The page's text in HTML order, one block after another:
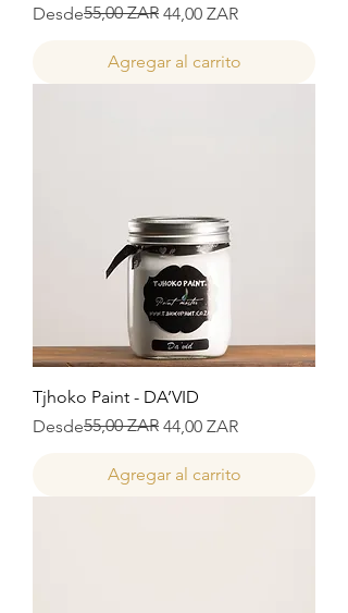
Desde
Precio55,00 ZAR 44,00 ZAR
Precio de oferta
Agregar al carrito
Tjhoko Paint - DA’VID
Desde
Precio55,00 ZAR 44,00 ZAR
Precio de oferta
Agregar al carrito